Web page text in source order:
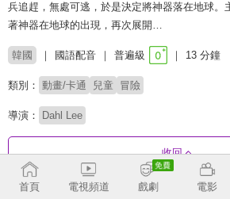
兵追趕，無處可逃，於是決定將神器落在地球。
著神器在地球的出現，再次展開…
韓國 國語配音 普遍級 13 分鐘
類別： 動畫/卡通 兒童 冒險
導演： Dahl Lee
收回
首頁 電視頻道 戲劇 電影